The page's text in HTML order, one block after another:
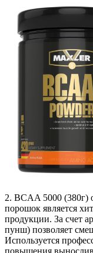
2. BCАA 5000 (380г)
порошок является
продукции. За счет
пунш) позволяет
Используется
повышения